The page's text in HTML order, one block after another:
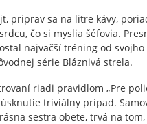
priprav sa na litre kávy,
čo si myslia šéfovia.
najväčší tréning od
série Bláznivá strela.
riadi pravidlom „Pre
triviálny prípad.
sestra obete, trvá na